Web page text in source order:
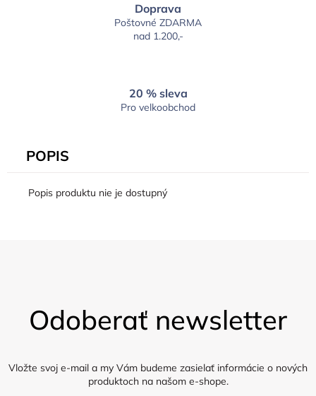
Doprava
Poštovné ZDARMA
nad 1.200,-
20 % sleva
Pro velkoobchod
POPIS
Popis produktu nie je dostupný
Odoberať newsletter
Vložte svoj e-mail a my Vám budeme zasielať informácie o nových
produktoch na našom e-shope.